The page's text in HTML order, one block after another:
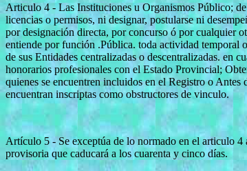
Articulo 4 - Las Instituciones u Organismos Público;
licencias o permisos, ni designar, postularse ni
por designación directa, por concurso ó por cualquier
entiende por función .Pública. toda actividad temporal
de sus Entidades centralizadas o descentralizadas. en
honorarios profesionales con el Estado Provincial;
quienes se encuentren incluidos en el Registro o Antes
encuentran inscriptas comoobstructores de vinculo.
Artículo 5 - Se exceptúa de lo normado en el articulo
provisoria que caducará a los cuarenta y cinco días.